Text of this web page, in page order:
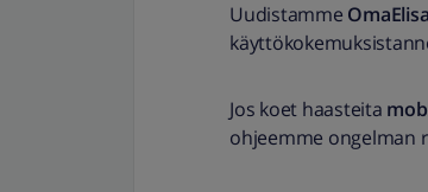
Uudistamme
Jos koet haasteita
ohjeemme ongelman